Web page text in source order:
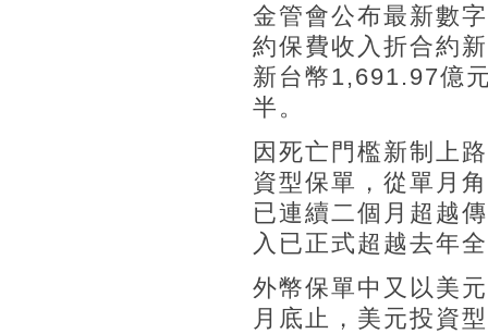
金管會公布最新數
約保費收入折合約
新台幣1,691.97億
半。
因死亡門檻新制上
資型保單，從單月
已連續二個月超越
入已正式超越去年
外幣保單中又以美
月底止，美元投資